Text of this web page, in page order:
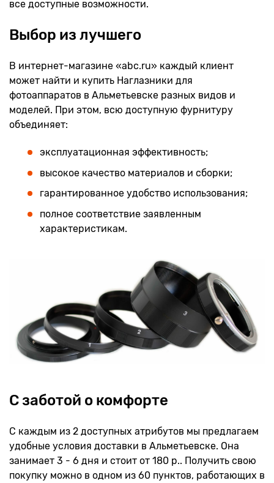
все доступные возможности.
Выбор из лучшего
В интернет-магазине «abc.ru» каждый клиент
может найти и купить Наглазники для
фотоаппаратов в Альметьевске разных видов и
моделей. При этом, всю доступную фурнитуру
объединяет:
эксплуатационная эффективность;
высокое качество материалов и сборки;
гарантированное удобство использования;
полное соответствие заявленным
характеристикам.
С заботой о комфорте
С каждым из 2 доступных атрибутов мы предлагаем
удобные условия доставки в Альметьевске. Она
занимает 3 - 6 дня и стоит от 180 р.. Получить свою
покупку можно в одном из 60 пунктов, работающих в